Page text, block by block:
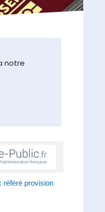
notre
référé provision